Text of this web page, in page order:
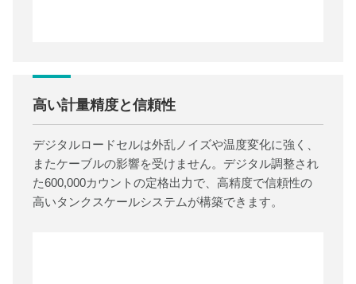
高い計量精度と信頼性
デジタルロードセルは外乱ノイズや温度変化に強く、
またケーブルの影響を受けません。デジタル調整され
た600,000カウントの定格出力で、高精度で信頼性の
高いタンクスケールシステムが構築できます。